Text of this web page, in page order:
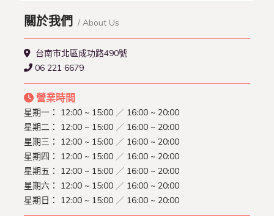
關於我們 / About Us
台南市北區成功路490號
06 221 6679
營業時間
星期一： 12:00 ~ 15:00 ／ 16:00 ~ 20:00
星期二： 12:00 ~ 15:00 ／ 16:00 ~ 20:00
星期三： 12:00 ~ 15:00 ／ 16:00 ~ 20:00
星期四： 12:00 ~ 15:00 ／ 16:00 ~ 20:00
星期五： 12:00 ~ 15:00 ／ 16:00 ~ 20:00
星期六： 12:00 ~ 15:00 ／ 16:00 ~ 20:00
星期日： 12:00 ~ 15:00 ／ 16:00 ~ 20:00